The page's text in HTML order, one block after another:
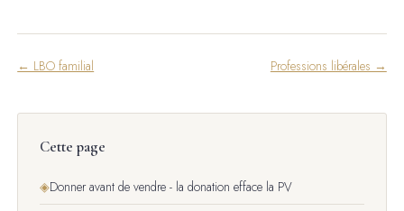
← LBO familial Professions libérales →
Cette page
◈Donner avant de vendre - la donation efface la PV